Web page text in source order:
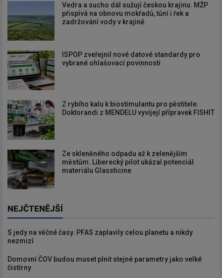
Vedra a sucho dál sužují českou krajinu. MŽP
přispívá na obnovu mokřadů, tůní i řek a
zadržování vody v krajině
ISPOP zveřejnil nové datové standardy pro
vybrané ohlašovací povinnosti
Z rybího kalu k biostimulantu pro pěstitele.
Doktorandi z MENDELU vyvíjejí přípravek FISHIT
Ze skleněného odpadu až k zelenějším
městům. Liberecký pilot ukázal potenciál
materiálu Glassticine
NEJČTENĚJŠÍ
S jedy na věčné časy. PFAS zaplavily celou planetu a nikdy
nezmizí
Domovní ČOV budou muset plnit stejné parametry jako velké
čistírny